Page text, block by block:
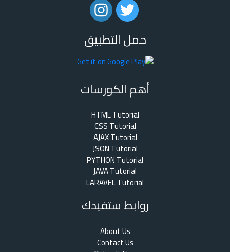
حمل التطبيق
أهم الكورسات
HTML Tutorial
CSS Tutorial
AJAX Tutorial
JSON Tutorial
PYTHON Tutorial
JAVA Tutorial
LARAVEL Tutorial
روابط ستفيدك
About Us
Contact Us